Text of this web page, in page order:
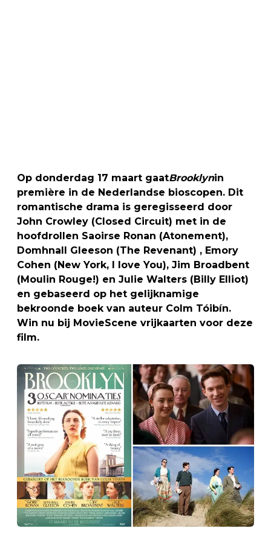
Op donderdag 17 maart gaatBrooklynin
première in de Nederlandse bioscopen. Dit
romantische drama is geregisseerd door
John Crowley (Closed Circuit) met in de
hoofdrollen Saoirse Ronan (Atonement),
Domhnall Gleeson (The Revenant) , Emory
Cohen (New York, I love You), Jim Broadbent
(Moulin Rouge!) en Julie Walters (Billy Elliot)
en gebaseerd op het gelijknamige
bekroonde boek van auteur Colm Tóibín.
Win nu bij MovieScene vrijkaarten voor deze
film.